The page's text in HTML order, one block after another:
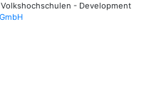
- Development